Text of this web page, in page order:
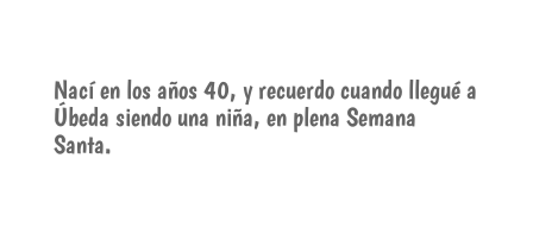
Nací en los años 40, y recuerdo cuando llegué a
Úbeda siendo una niña, en plena Semana
Santa.